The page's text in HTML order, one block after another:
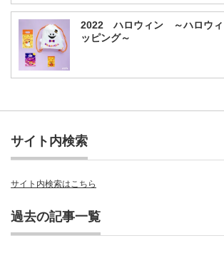
2022 ハロウィン ～ハロウィ
ッピング～
サイト内検索
サイト内検索はこちら
過去の記事一覧